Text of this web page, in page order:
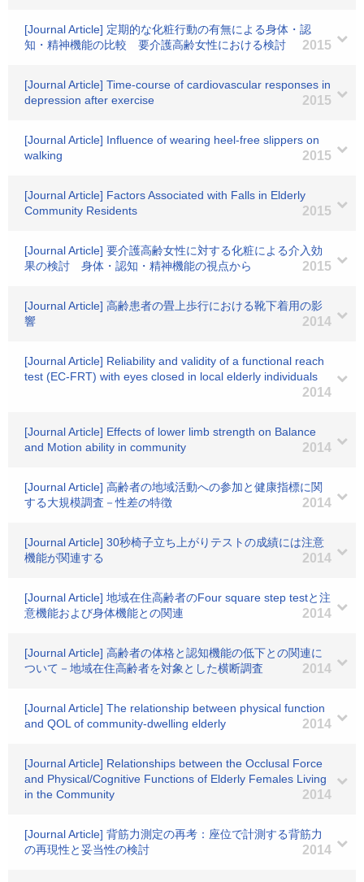
[Journal Article] 定期的な化粧行動の有無による身体・認
知・精神機能の比較 要介護高齢女性における検討
2015
[Journal Article] Time-course of cardiovascular responses in
depression after exercise
2015
[Journal Article] Influence of wearing heel-free slippers on
walking
2015
[Journal Article] Factors Associated with Falls in Elderly
Community Residents
2015
[Journal Article] 要介護高齢女性に対する化粧による介入効
果の検討 身体・認知・精神機能の視点から
2015
[Journal Article] 高齢患者の畳上歩行における靴下着用の影
響
2014
[Journal Article] Reliability and validity of a functional reach
test (EC-FRT) with eyes closed in local elderly individuals
2014
[Journal Article] Effects of lower limb strength on Balance
and Motion ability in community
2014
[Journal Article] 高齢者の地域活動への参加と健康指標に関
する大規模調査－性差の特徴
2014
[Journal Article] 30秒椅子立ち上がりテストの成績には注意
機能が関連する
2014
[Journal Article] 地域在住高齢者のFour square step testと注
意機能および身体機能との関連
2014
[Journal Article] 高齢者の体格と認知機能の低下との関連に
ついて－地域在住高齢者を対象とした横断調査
2014
[Journal Article] The relationship between physical function
and QOL of community‐dwelling elderly
2014
[Journal Article] Relationships between the Occlusal Force
and Physical/Cognitive Functions of Elderly Females Living
in the Community
2014
[Journal Article] 背筋力測定の再考：座位で計測する背筋力
の再現性と妥当性の検討
2014